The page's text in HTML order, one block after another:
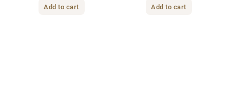
Add to cart Add to cart